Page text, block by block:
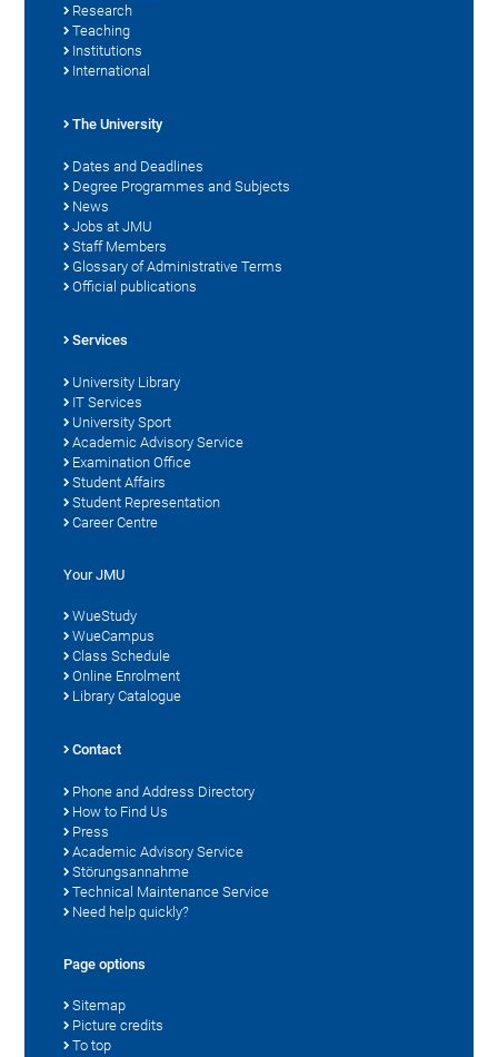
Research
Teaching
Institutions
International
The University
Dates and Deadlines
Degree Programmes and Subjects
News
Jobs at JMU
Staff Members
Glossary of Administrative Terms
Official publications
Services
University Library
IT Services
University Sport
Academic Advisory Service
Examination Office
Student Affairs
Student Representation
Career Centre
Your JMU
WueStudy
WueCampus
Class Schedule
Online Enrolment
Library Catalogue
Contact
Phone and Address Directory
How to Find Us
Press
Academic Advisory Service
Störungsannahme
Technical Maintenance Service
Need help quickly?
Page options
Sitemap
Picture credits
To top